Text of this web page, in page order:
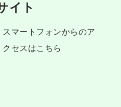
イト
スマートフォンからのア
クセスはこちら